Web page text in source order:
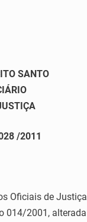
SANTO
/2011
Oficiais de
014/2001,